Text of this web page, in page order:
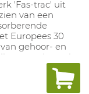
'Fas-trac' uit
van een
Europees 30
gehoor- en
wit, geel,
grijs, zwart.